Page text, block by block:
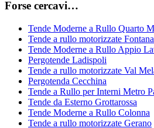
Forse cercavi…
Tende Moderne a Rullo Quarto
Tende a rullo motorizzate
Tende Moderne a Rullo Appio
Pergotende Ladispoli
Tende a rullo motorizzate Val
Pergotenda Cecchina
Tende a Rullo per Interni Metro
Tende da Esterno Grottarossa
Tende Moderne a Rullo Colonna
Tende a rullo motorizzate Gerano